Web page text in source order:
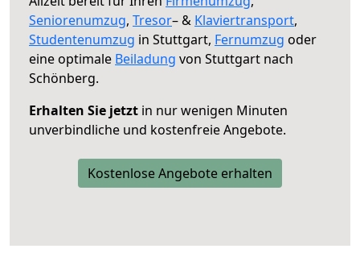
Seniorenumzug, Tresor– & Klaviertransport,
Studentenumzug in Stuttgart, Fernumzug oder
eine optimale Beiladung von Stuttgart nach
Schönberg.
Erhalten Sie jetzt in nur wenigen Minuten
unverbindliche und kostenfreie Angebote.
Kostenlose Angebote erhalten